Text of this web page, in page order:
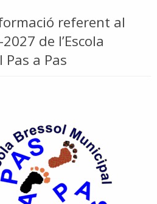
referent al
de l’Escola
a Pas